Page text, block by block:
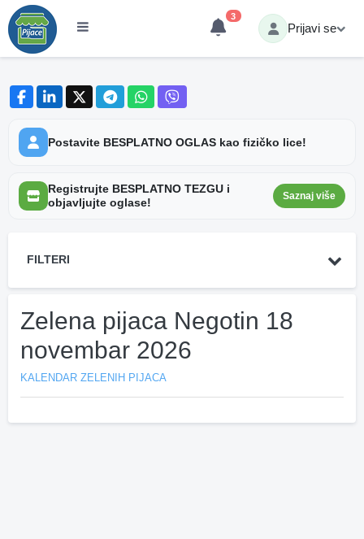
3
Prijavi se
Postavite BESPLATNO OGLAS kao fizičko lice!
Registrujte BESPLATNO TEZGU i
objavljujte oglase!
Saznaj više
FILTERI
Zelena pijaca Negotin 18
novembar 2026
KALENDAR ZELENIH PIJACA